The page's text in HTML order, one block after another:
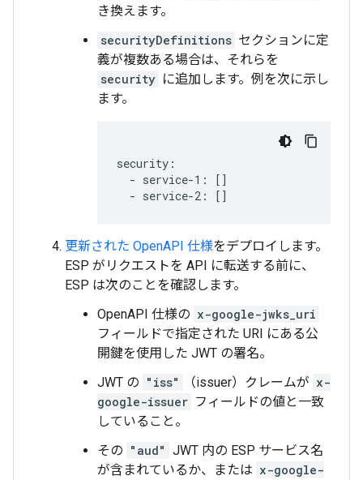
き換えます。
securityDefinitions セクションに定
義が複数ある場合は、それらを
security に追加します。例を次に示し
ます。
security:
  - service-1: []
  - service-2: []
更新された OpenAPI 仕様をデプロイします。
ESP がリクエストを API に転送する前に、
ESP は次のことを確認します。
OpenAPI 仕様の x-google-jwks_uri
フィールドで指定された URI にある公
開鍵を使用した JWT の署名。
JWT の "iss" （issuer）クレームが x-
google-issuer フィールドの値と一致
していること。
その "aud" JWT 内の ESP サービス名
が含まれているか、または x-google-